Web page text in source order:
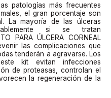
patologías más frecuentes
el gran porcentaje son
La mayoría de las úlceras
si se tratan
PARA ÚLCERA CORNEAL
las complicaciones que
tenderán a agravarse. Los
kit evitan infecciones
de proteasas, controlan el
la regeneración de la